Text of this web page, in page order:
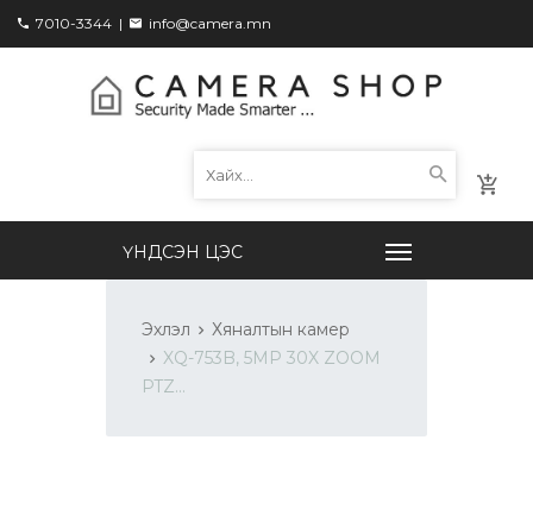
7010-3344 | info@camera.mn
Эхлэл
Хяналтын камер
XQ-753B, 5MP 30X ZOOM
PTZ...